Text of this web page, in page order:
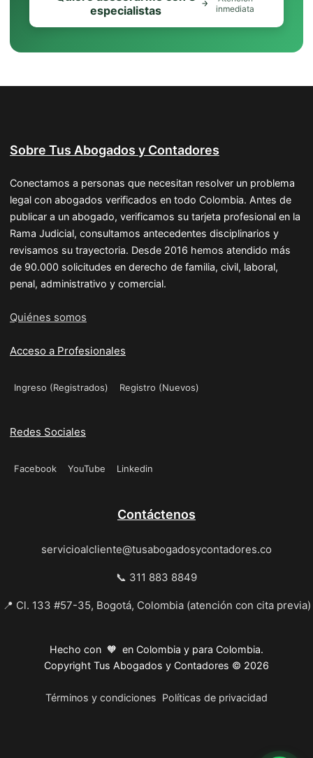
especialistas
inmediata
Sobre Tus Abogados y Contadores
Conectamos a personas que necesitan resolver un problema
legal con abogados verificados en todo Colombia. Antes de
publicar a un abogado, verificamos su tarjeta profesional en la
Rama Judicial, consultamos antecedentes disciplinarios y
revisamos su trayectoria. Desde 2016 hemos atendido más
de 90.000 solicitudes en derecho de familia, civil, laboral,
penal, administrativo y comercial.
Quiénes somos
Acceso a Profesionales
Ingreso (Registrados) Registro (Nuevos)
Redes Sociales
Facebook YouTube Linkedin
Contáctenos
servicioalcliente@tusabogadosycontadores.co
📞 311 883 8849
📍 Cl. 133 #57-35, Bogotá, Colombia (atención con cita previa)
Hecho con 🧡 en Colombia y para Colombia.
Copyright Tus Abogados y Contadores © 2026
Términos y condiciones Políticas de privacidad